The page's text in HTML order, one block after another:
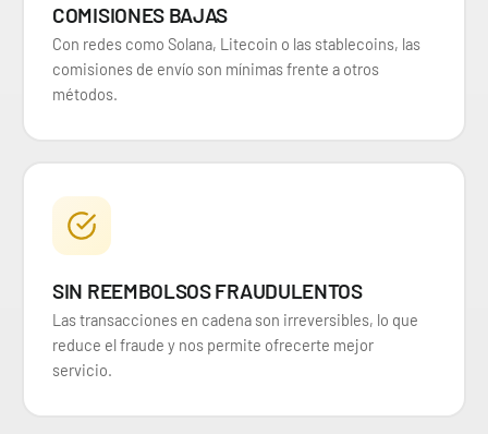
COMISIONES BAJAS
Con redes como Solana, Litecoin o las stablecoins, las
comisiones de envío son mínimas frente a otros
métodos.
SIN REEMBOLSOS FRAUDULENTOS
Las transacciones en cadena son irreversibles, lo que
reduce el fraude y nos permite ofrecerte mejor
servicio.